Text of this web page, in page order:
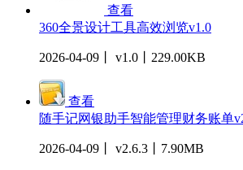
查看
360全景设计工具高效浏览v1.0
2026-04-09丨 v1.0丨229.00KB
查看
随手记网银助手智能管理财务账单
2026-04-09丨 v2.6.3丨7.90MB